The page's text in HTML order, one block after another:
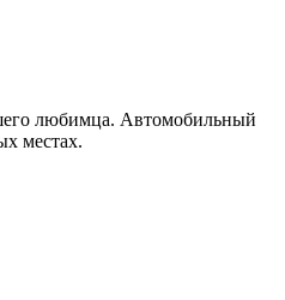
любимца. Автомобильный
местах.